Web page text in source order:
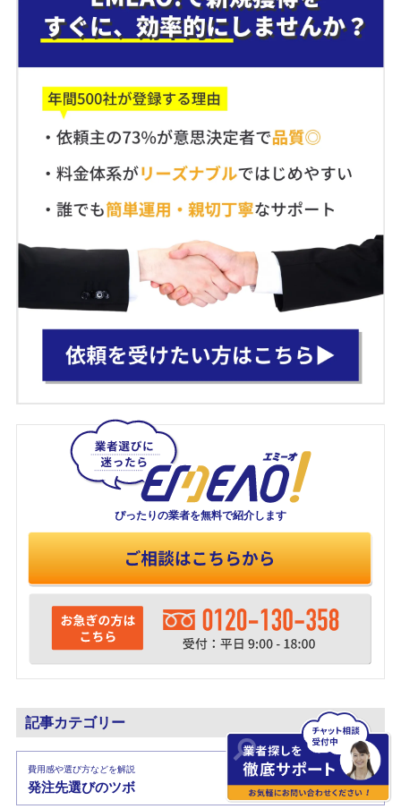
ぴったりの業者を無料で紹介します
記事カテゴリー
費用感や選び方などを解説
発注先選びのツボ →